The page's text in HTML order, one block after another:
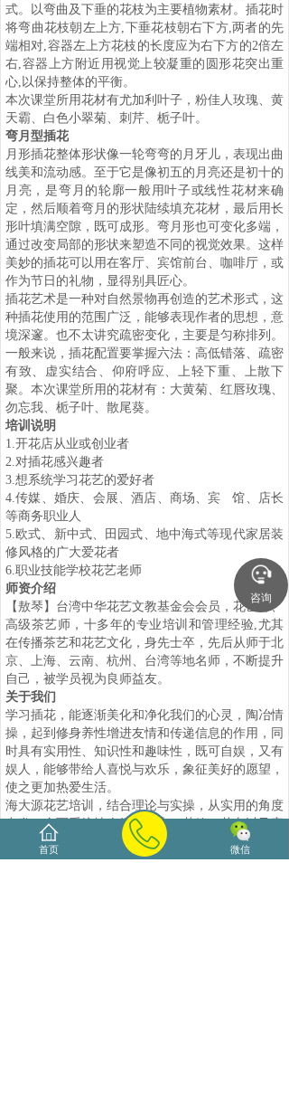
式。以弯曲及下垂的花枝为主要植物素材。插花时
将弯曲花枝朝左上方,下垂花枝朝右下方,两者的先
端相对,容器左上方花枝的长度应为右下方的2倍左
右,容器上方附近用视觉上较凝重的圆形花突出重
心, 以保持整体的平衡。
本次课堂所用花材有尤加利叶子，粉佳人玫瑰、黄
天霸、白色小翠菊、刺芹、栀子叶。
弯月型插花
月形插花整体形状像一轮弯弯的月牙儿，表现出曲
线美和流动感。至于它是像初五的月亮还是初十的
月亮，是弯月的轮廓一般用叶子或线性花材来确
定，然后顺着弯月的形状陆续填充花材，最后用长
形叶填满空隙，既可成形。弯月形也可变化多端，
通过改变局部的形状来塑造不同的视觉效果。这样
美妙的插花可以用在客厅、宾馆前台、咖啡厅，或
作为节日的礼物，显得别具匠心。
插花艺术是一种对自然景物再创造的艺术形式，这
种插花使用的范围广泛，能够表现作者的思想，意
境深邃。也不太讲究疏密变化，主要是匀称排列。
一般来说，插花配置要掌握六法：高低错落、疏密
有致、虚实结合、仰府呼应、上轻下重、上散下
聚。本次课堂所用的花材有：大黄菊、红唇玫瑰、
勿忘我、栀子叶、散尾葵。
培训说明
1.开花店从业或创业者
2.对插花感兴趣者
3.想系统学习花艺的爱好者
4.传媒、婚庆、会展、酒店、商场、宾
馆、店长
等商务职业人
5. 欧式、新中式、田园式、地中海式等现代家居装
修风格的广大爱花者
6.职业技能学校花艺老师
师资介绍
【敖琴】台湾中华花艺文教基金会会员，花艺师、
高级茶艺师，十多年的专业培训和管理经验, 尤其
在传播茶艺和花艺文化，身先士卒，先后从师于北
京、上海、云南、杭州、台湾等地名师，不断提升
自己，被学员视为良师益友。
关于我们
学习插花，能逐渐美化和净化我们的心灵，陶冶情
操，起到修身养性增进友情和传递信息的作用，同
时具有实用性、知识性和趣味性，既可自娱，又有
娱人，能够带给人喜悦与欢乐，象征美好的愿望，
使之更加热爱生活。
海大源花艺培训，结合理论与实操，从实用的角度
出发，全面系统地介绍了花束、花篮、花车以及家
庭插花、商务插花等的基本知识和应用知识，美观
实用、优雅大方。对于花店从业人员来说，可以提
首页 微信
咨询